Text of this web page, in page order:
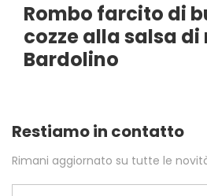
Rombo farcito di
cozze alla salsa
Bardolino
Restiamo in contatto
Rimani aggiornato su tutte le